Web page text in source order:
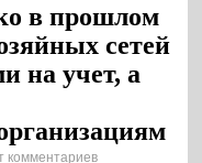
в прошлом
сетей
на учет, а
комментариев